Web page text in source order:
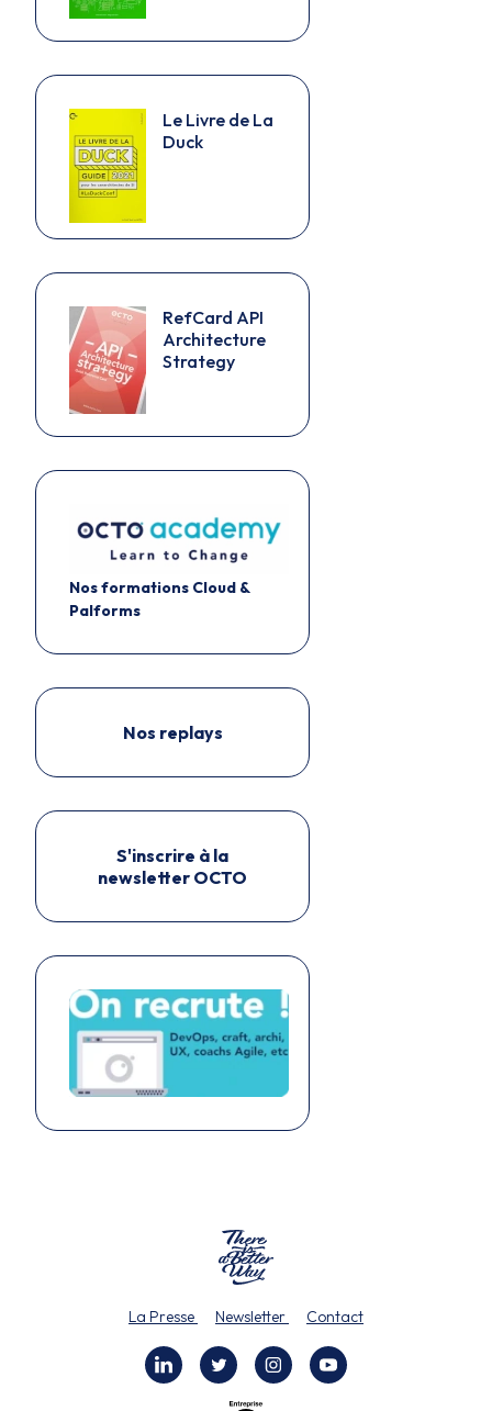
Le Livre de La
Duck
RefCard API
Architecture
Strategy
Nos formations Cloud &
Palforms
Nos replays
S'inscrire à la
newsletter OCTO
La Presse Newsletter Contact